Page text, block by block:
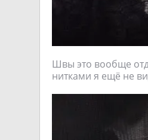
Швы это вообще
нитками я ещё не